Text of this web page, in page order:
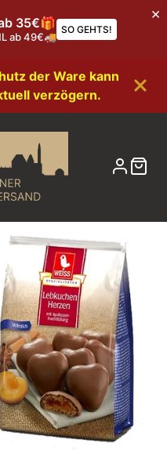
35€🎁
ab 49€🚚
SO GEHTS!
der Ware kann
verzögern.